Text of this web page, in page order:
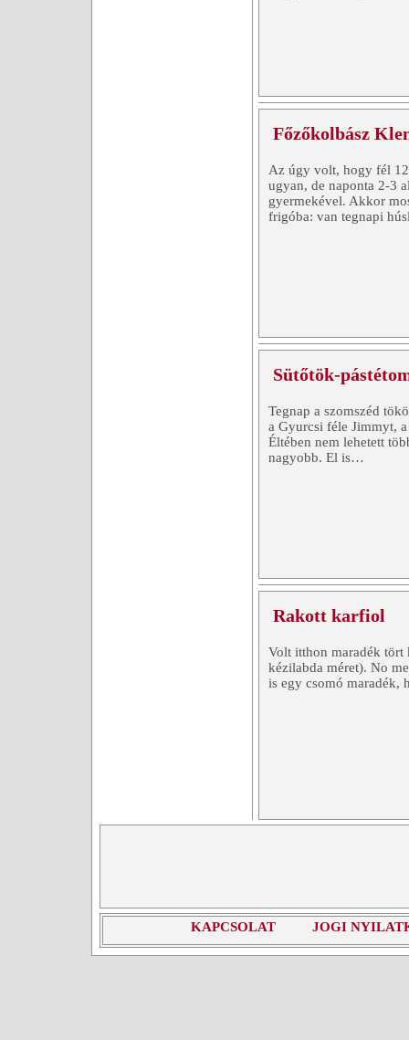
Főzőkolbász
Az úgy volt, hogy fél
ugyan, de naponta 2-3
gyermekével. Akkor
frigóba: van tegnapi
Sütőtök-
Tegnap a szomszéd
a Gyurcsi féle Jimmyt,
Éltében nem lehetett
nagyobb. El is…
Rakott karfiol
Volt itthon maradék
kézilabda méret). No
is egy csomó
KAPCSOLAT JOGI